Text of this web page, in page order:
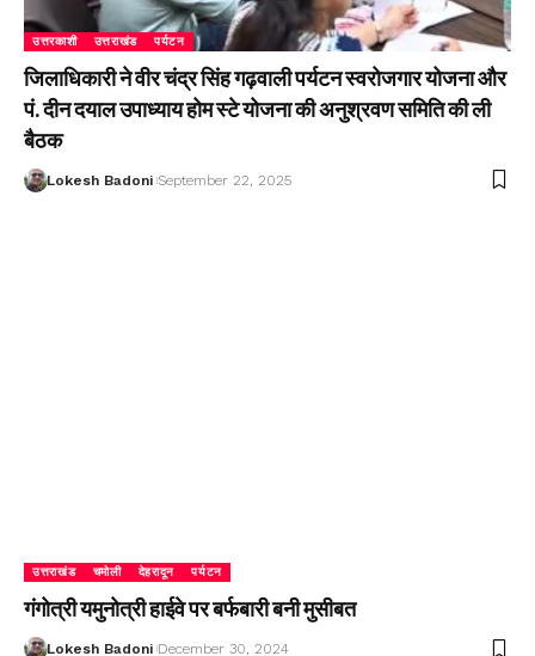
उत्तरकाशी उत्तराखंड पर्यटन
जिलाधिकारी ने वीर चंद्र सिंह गढ़वाली पर्यटन स्वरोजगार योजना और
पं. दीन दयाल उपाध्याय होम स्टे योजना की अनुश्रवण समिति की ली
बैठक
Lokesh Badoni September 22, 2025
उत्तराखंड चमोली देहरादून पर्यटन
गंगोत्री यमुनोत्री हाईवे पर बर्फबारी बनी मुसीबत
Lokesh Badoni December 30, 2024